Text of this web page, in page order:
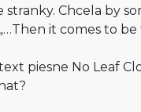
Chcela by
it comes to
piesne No Leaf